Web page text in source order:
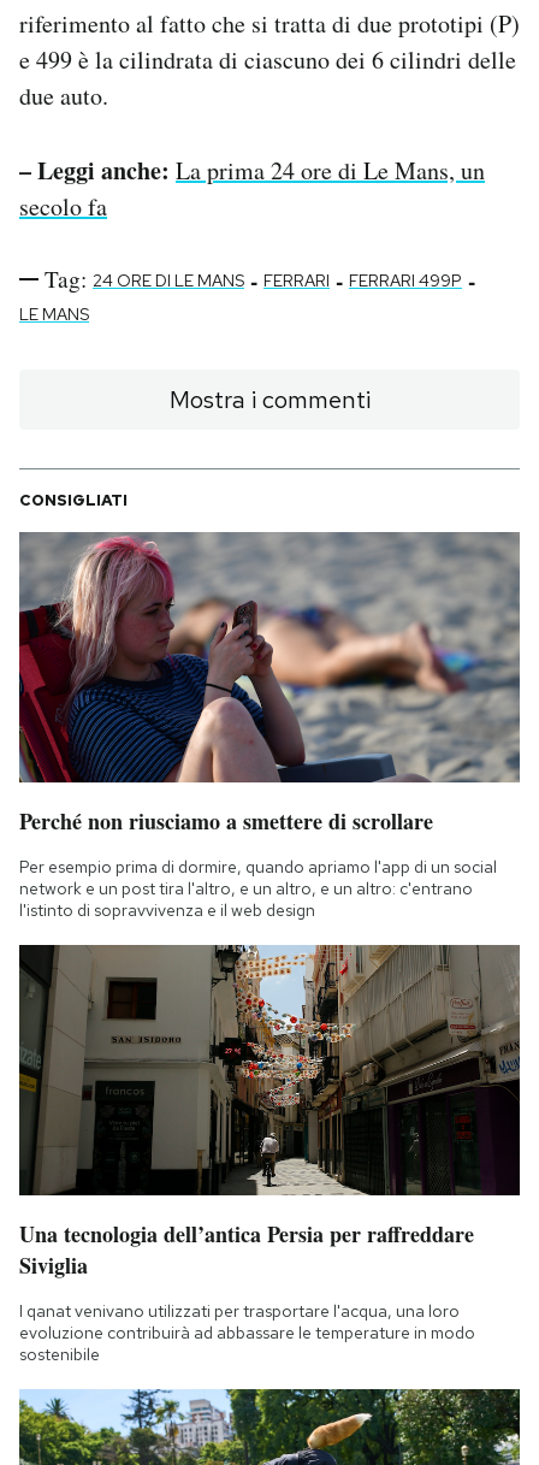
riferimento al fatto che si tratta di due prototipi (P)
e 499 è la cilindrata di ciascuno dei 6 cilindri delle
due auto.
– Leggi anche: La prima 24 ore di Le Mans, un
secolo fa
Tag: 24 ORE DI LE MANS - FERRARI - FERRARI 499P -
LE MANS
Mostra i commenti
CONSIGLIATI
Perché non riusciamo a smettere di scrollare
Per esempio prima di dormire, quando apriamo l'app di un social
network e un post tira l'altro, e un altro, e un altro: c'entrano
l'istinto di sopravvivenza e il web design
Una tecnologia dell’antica Persia per raffreddare
Siviglia
I qanat venivano utilizzati per trasportare l'acqua, una loro
evoluzione contribuirà ad abbassare le temperature in modo
sostenibile